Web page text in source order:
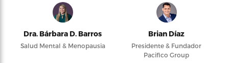
Dra. Bárbara D. Barros
Salud Mental & Menopausia
Brian Díaz
Presidente & Fundador
Pacifico Group